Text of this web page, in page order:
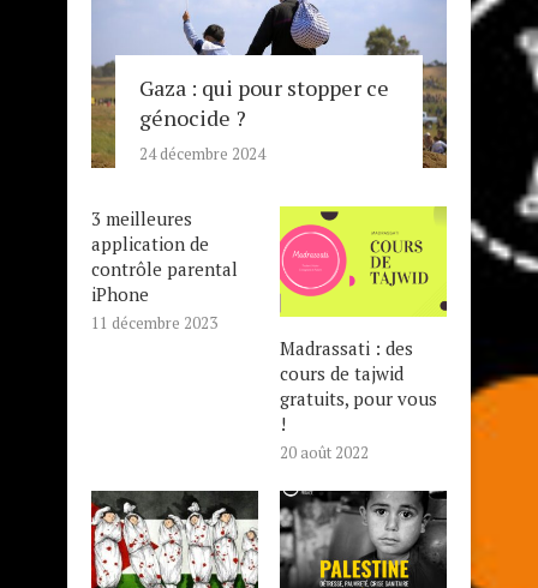
Gaza : qui pour stopper ce
génocide ?
24 décembre 2024
3 meilleures
application de
contrôle parental
iPhone
11 décembre 2023
Madrassati : des
cours de tajwid
gratuits, pour vous
!
20 août 2022